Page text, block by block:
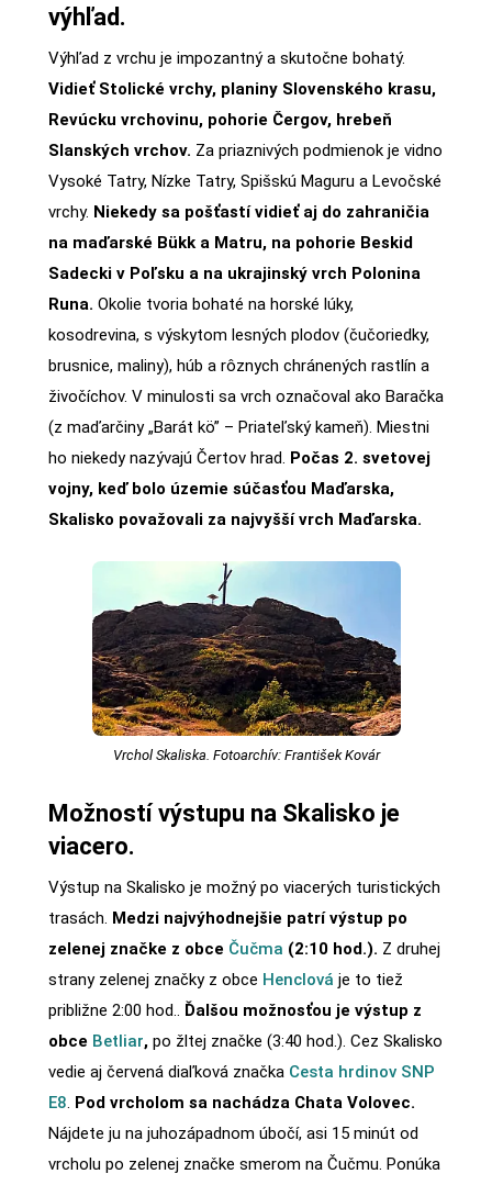
výhľad.
Výhľad z vrchu je impozantný a skutočne bohatý.
Vidieť Stolické vrchy, planiny Slovenského krasu,
Revúcku vrchovinu, pohorie Čergov, hrebeň
Slanských vrchov. Za priaznivých podmienok je vidno
Vysoké Tatry, Nízke Tatry, Spišskú Maguru a Levočské
vrchy. Niekedy sa pošťastí vidieť aj do zahraničia
na maďarské Bükk a Matru, na pohorie Beskid
Sadecki v Poľsku a na ukrajinský vrch Polonina
Runa. Okolie tvoria bohaté na horské lúky,
kosodrevina, s výskytom lesných plodov (čučoriedky,
brusnice, maliny), húb a rôznych chránených rastlín a
živočíchov. V minulosti sa vrch označoval ako Baračka
(z maďarčiny „Barát kö” – Priateľský kameň). Miestni
ho niekedy nazývajú Čertov hrad. Počas 2. svetovej
vojny, keď bolo územie súčasťou Maďarska,
Skalisko považovali za najvyšší vrch Maďarska.
Vrchol Skaliska. Fotoarchív: František Kovár
Možností výstupu na Skalisko je
viacero.
Výstup na Skalisko je možný po viacerých turistických
trasách. Medzi najvýhodnejšie patrí výstup po
zelenej značke z obce Čučma (2:10 hod.). Z druhej
strany zelenej značky z obce Henclová je to tiež
približne 2:00 hod.. Ďalšou možnosťou je výstup z
obce Betliar,po žltej značke (3:40 hod.). Cez Skalisko
vedie aj červená diaľková značka Cesta hrdinov SNP
E8. Pod vrcholom sa nachádza Chata Volovec.
Nájdete ju na juhozápadnom úbočí, asi 15 minút od
vrcholu po zelenej značke smerom na Čučmu. Ponúka